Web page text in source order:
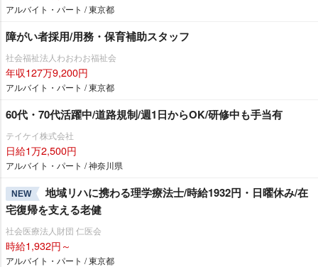
アルバイト・パート / 東京都
障がい者採用/用務・保育補助スタッフ
社会福祉法人わおわお福祉会
年収127万9,200円
アルバイト・パート / 東京都
60代・70代活躍中/道路規制/週1日からOK/研修中も手当有
テイケイ株式会社
日給1万2,500円
アルバイト・パート / 神奈川県
NEW
地域リハに携わる理学療法士/時給1932円・日曜休み/在
宅復帰を支える老健
社会医療法人財団 仁医会
時給1,932円～
アルバイト・パート / 東京都